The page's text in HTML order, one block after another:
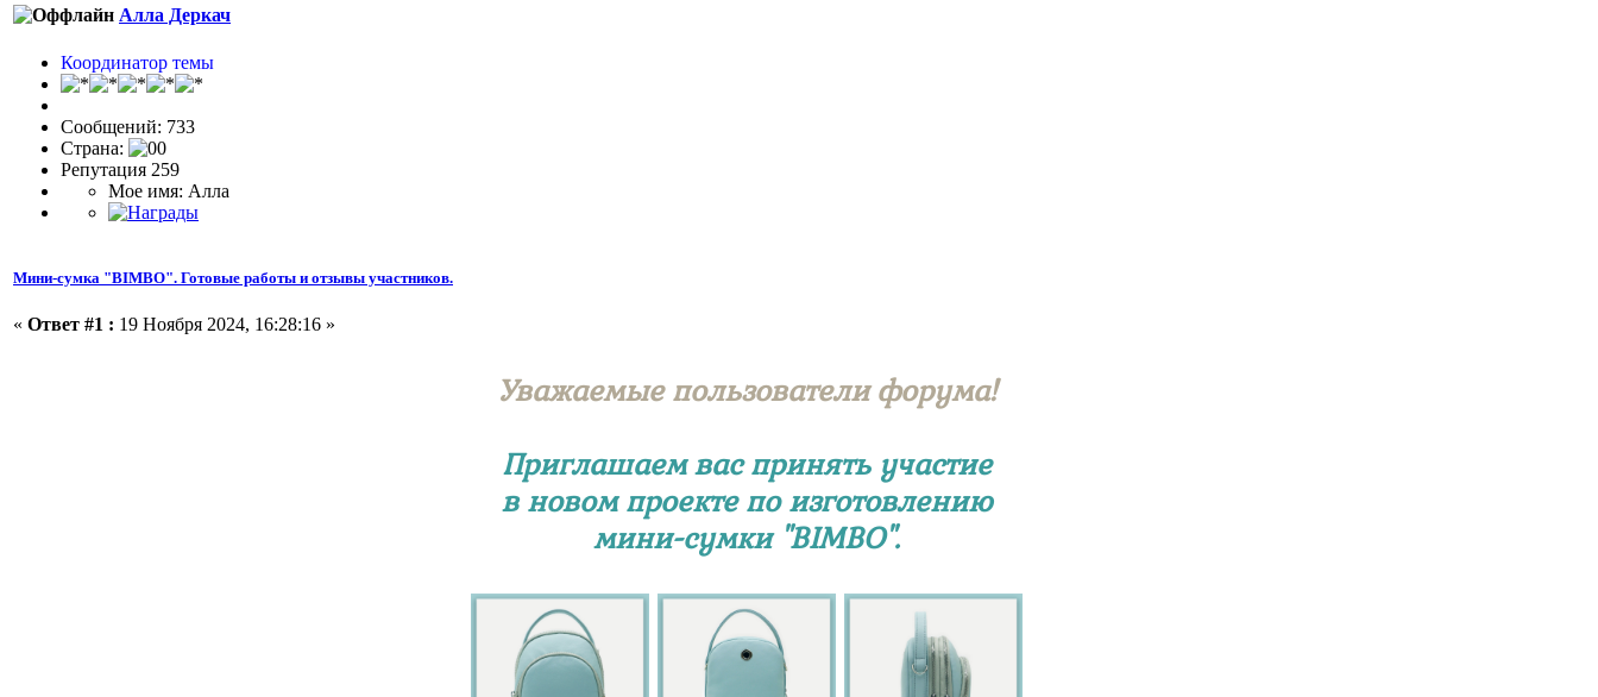
Алла Деркач
Координатор темы
Сообщений: 733
Страна:
Репутация 259
Мое имя: Алла
Мини-сумка "BIMBO". Готовые работы и отзывы участников.
« Ответ #1 : 19 Ноября 2024, 16:28:16 »
Уважаемые пользователи форума!
Приглашаем вас принять участие
в новом проекте по изготовлению
мини-сумки "BIMBO".